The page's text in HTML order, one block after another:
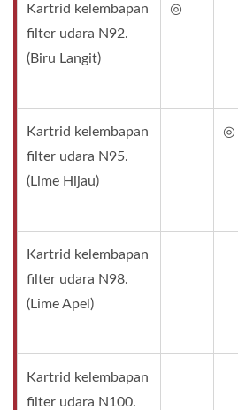
Kartrid kelembapan
filter udara N92.
(Biru Langit)
◎
Kartrid kelembapan
filter udara N95.
(Lime Hijau)
◎
Kartrid kelembapan
filter udara N98.
(Lime Apel)
Kartrid kelembapan
filter udara N100.